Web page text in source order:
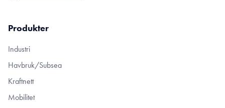
Produkter
Industri
Havbruk/Subsea
Kraftnett
Mobilitet